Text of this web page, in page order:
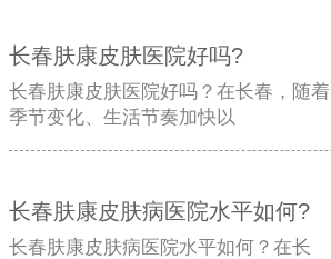
长春肤康皮肤医院好吗?
长春肤康皮肤医院好吗？在长春，随着
季节变化、生活节奏加快以
长春肤康皮肤病医院水平如何?
长春肤康皮肤病医院水平如何？在长